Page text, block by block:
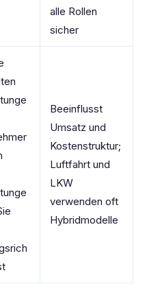
alle Rollen
sicher
Beeinflusst
Umsatz und
Kostenstruktur;
Luftfahrt und
LKW
verwenden oft
Hybridmodelle